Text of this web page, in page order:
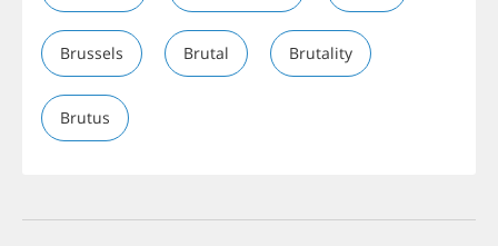
Brussels Brutal Brutality
Brutus